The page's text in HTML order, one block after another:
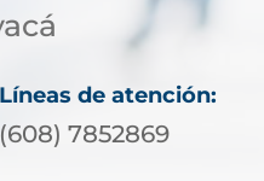
Líneas de atención:
(608) 7852869